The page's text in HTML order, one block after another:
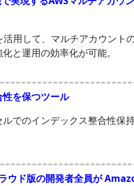
用して、マルチアカウント
と運用の効率化が可能。
を保つツール
でのインデックス整合性保
ウド版の開発者全員が